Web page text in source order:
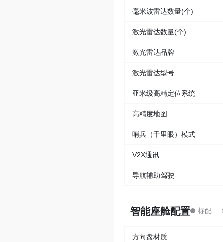
毫米波雷达数量(个)
激光雷达数量(个)
激光雷达品牌
激光雷达型号
亚米级高精定位系统
高精度地图
哨兵（千里眼）模式
V2X通讯
导航辅助驾驶
智能座舱配置
方向盘材质